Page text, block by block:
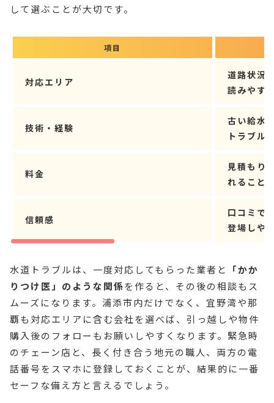
して選ぶことが大切です。
項目
対応エリア
道路状況
読みやす
技術・経験
古い給水
トラブル
料金
見積もり
れること
信頼感
口コミで
登場しや
水道トラブルは、一度対応してもらった業者と
「かか
りつけ医」のような関係を作ると、その後の相談もス
ムーズになります。浦添市内だけでなく、宜野湾や那
覇も対応エリアに含む会社を選べば、引っ越しや物件
購入後のフォローもお願いしやすくなります。緊急時
のチェーン店と、長く付き合う地元の職人、両方の電
話番号をスマホに登録しておくことが、結果的に一番
セーフな備え方と言えるでしょう。